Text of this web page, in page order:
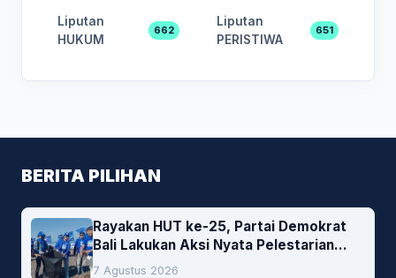
Liputan
HUKUM
662
Liputan
PERISTIWA
651
BERITA PILIHAN
Rayakan HUT ke-25, Partai Demokrat
Bali Lakukan Aksi Nyata Pelestarian
Lingkungan
7 Agustus 2026